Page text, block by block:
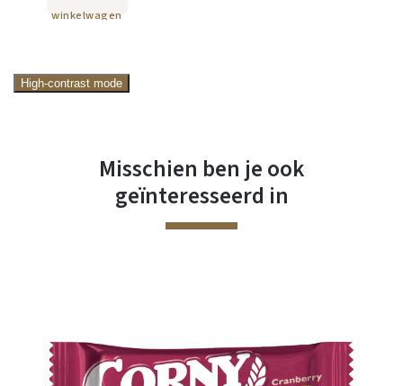
winkelwagen
High-contrast mode
Misschien ben je ook
geïnteresseerd in